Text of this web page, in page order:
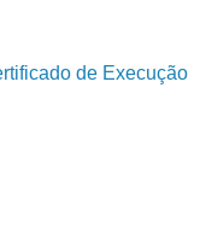
de Execução